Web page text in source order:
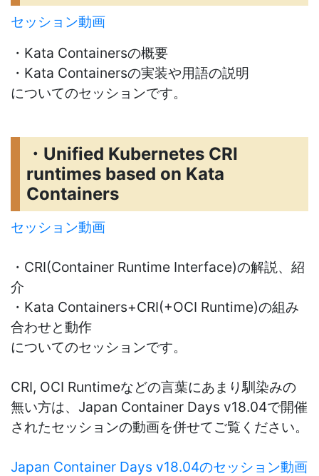
セッション動画
・Kata Containersの概要
・Kata Containersの実装や用語の説明
についてのセッションです。
・Unified Kubernetes CRI
runtimes based on Kata
Containers
セッション動画
・CRI(Container Runtime Interface)の解説、紹
介
・Kata Containers+CRI(+OCI Runtime)の組み
合わせと動作
についてのセッションです。
CRI, OCI Runtimeなどの言葉にあまり馴染みの
無い方は、Japan Container Days v18.04で開催
されたセッションの動画を併せてご覧ください。
Japan Container Days v18.04のセッション動画